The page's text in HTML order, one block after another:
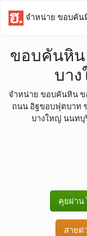
จำหน่าย ขอบคัน
ขอบคันหิน
บา
จำหน่าย ขอบคันหิน ข
ถนน อิฐขอบฟุตบาท
บางใหญ่ นนทบุ
คุยผ่าน
สายด่